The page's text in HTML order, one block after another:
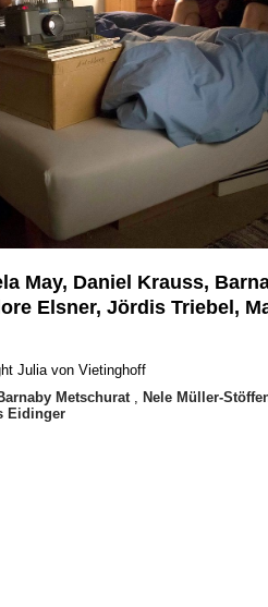
May, Daniel Krauss,
Elsner, Jördis Triebel,
Julia von Vietinghoff
Metschurat , Nele Müller-
Eidinger